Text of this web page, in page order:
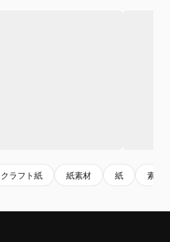
クラフト紙 紙素材 紙 素材